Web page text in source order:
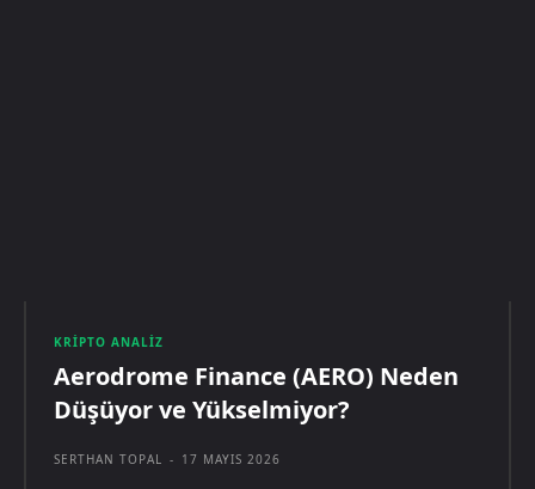
KRIPTO ANALIZ
Aerodrome Finance (AERO) Neden
Düşüyor ve Yükselmiyor?
SERTHAN TOPAL - 17 MAYIS 2026